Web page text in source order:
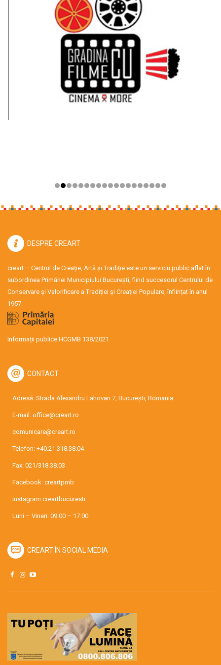
DESPRE CREART
creart – Centrul de Creație, Artă și Tradiție este un serviciu public aflat în
subordinea Primăriei Municipiului București, fiind succesorul Centrului de
Conservare şi Valorificare a Tradiţiei şi Creaţiei Populare, înființat în anul
1957.
Informații publice HCGMB 138/2021
CONTACT
Adresă: Strada Alexandru Lahovari 7, București, Romania
E-mail: office@creart.ro
comunicare@creart.ro
Telefon: +40.21.318.38.04
Fax: 021/318.38.03
Facebook: creartpmb
Instagram creartbucuresti
Luni – Vineri: 09:00 – 17:00
CREART ÎN SOCIAL MEDIA